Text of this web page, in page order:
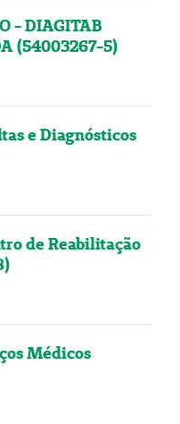
- DIAGITAB
(54003267-5)
e Diagnósticos
de Reabilitação
Médicos